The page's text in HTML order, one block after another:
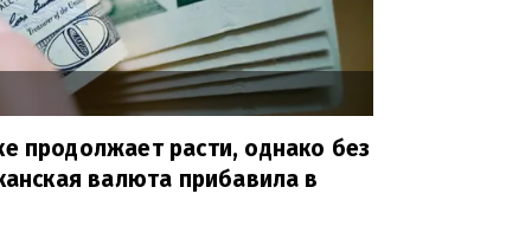
продолжает расти, однако без
валюта прибавила в